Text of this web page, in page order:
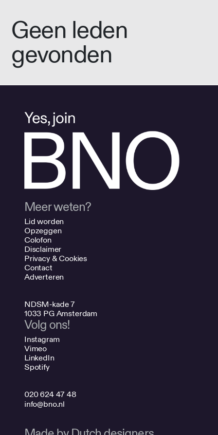
Geen leden
gevonden
Meer weten?
Lid worden
Opzeggen
Colofon
Disclaimer
Privacy & Cookies
Contact
Adverteren
NDSM-kade 7
1033 PG Amsterdam
Volg ons!
Instagram
Vimeo
LinkedIn
Spotify
020 624 47 48
info@bno.nl